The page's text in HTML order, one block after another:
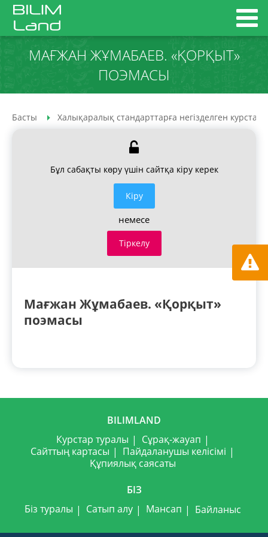
МАҒЖАН ЖҰМАБАЕВ. «ҚОРҚЫТ»
ПОЭМАСЫ
Басты Халықаралық стандарттарға негізделген курстар
Бұл сабақты көру үшін сайтқа кіру керек
Кiру
немесе
Тіркелу
Мағжан Жұмабаев. «Қорқыт»
поэмасы
BILIMLAND
Курстар туралы
Сұрақ-жауап
Сайттың картасы
Пайдаланушы келісімі
Құпиялық саясаты
БІЗ
Біз туралы
Сатып алу Мансап Байланыс